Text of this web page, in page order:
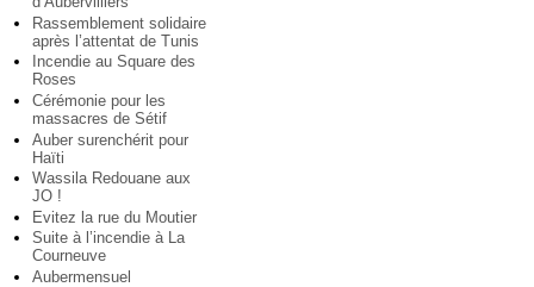
Rassemblement solidaire
après l’attentat de Tunis
Incendie au Square des
Roses
Cérémonie pour les
massacres de Sétif
Auber surenchérit pour
Haïti
Wassila Redouane aux
JO !
Evitez la rue du Moutier
Suite à l’incendie à La
Courneuve
Aubermensuel